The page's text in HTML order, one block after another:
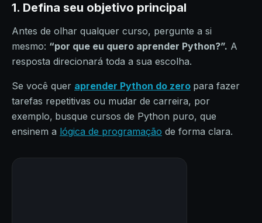
1. Defina seu objetivo principal
Antes de olhar qualquer curso, pergunte a si
mesmo: “por que eu quero aprender Python?”. A
resposta direcionará toda a sua escolha.
Se você quer aprender Python do zero para fazer
tarefas repetitivas ou mudar de carreira, por
exemplo, busque cursos de Python puro, que
ensinem a lógica de programação de forma clara.